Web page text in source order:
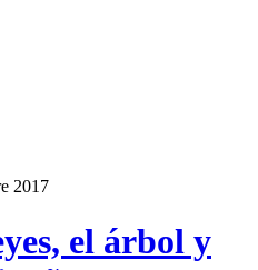
2017
el árbol y